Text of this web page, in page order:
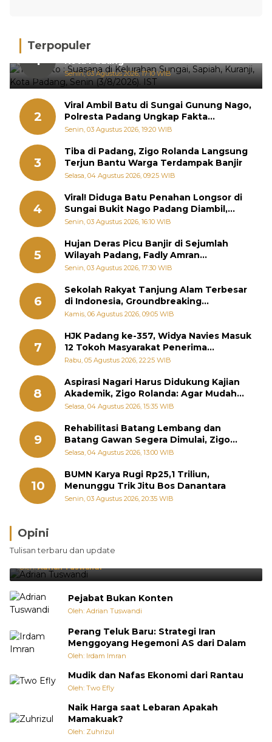
Terpopuler
1
Hujan Deras, 15 Titik Banjir Terdeteksi di
Kota Padang
Senin, 03 Agustus 2026, 17:10 WIB
2
Viral Ambil Batu di Sungai Gunung Nago,
Polresta Padang Ungkap Fakta
Sebenarnya
Senin, 03 Agustus 2026, 19:20 WIB
3
Tiba di Padang, Zigo Rolanda Langsung
Terjun Bantu Warga Terdampak Banjir
Selasa, 04 Agustus 2026, 09:25 WIB
4
Viral! Diduga Batu Penahan Longsor di
Sungai Bukit Nago Padang Diambil,
Warga Khawatir Bencana Terulang
Senin, 03 Agustus 2026, 16:10 WIB
5
Hujan Deras Picu Banjir di Sejumlah
Wilayah Padang, Fadly Amran
Perintahkan OPD Siaga
Senin, 03 Agustus 2026, 17:30 WIB
6
Sekolah Rakyat Tanjung Alam Terbesar
di Indonesia, Groundbreaking
September
Kamis, 06 Agustus 2026, 09:05 WIB
7
HJK Padang ke-357, Widya Navies Masuk
12 Tokoh Masyarakat Penerima
Penghargaan Pemko Padang
Rabu, 05 Agustus 2026, 22:25 WIB
8
Aspirasi Nagari Harus Didukung Kajian
Akademik, Zigo Rolanda: Agar Mudah
Diperjuangkan di Kementerian
Selasa, 04 Agustus 2026, 15:35 WIB
9
Rehabilitasi Batang Lembang dan
Batang Gawan Segera Dimulai, Zigo
Rolanda Pastikan Proyek Berjalan
Selasa, 04 Agustus 2026, 13:00 WIB
10
BUMN Karya Rugi Rp25,1 Triliun,
Menunggu Trik Jitu Bos Danantara
Senin, 03 Agustus 2026, 20:35 WIB
Opini
Tulisan terbaru dan update
Brasil Lebih Diunggulkan, tetapi Jepang Selalu
Punya Cara Membuat Kejutan
Oleh:Adrian Tuswandi
Pejabat Bukan Konten
Oleh: Adrian Tuswandi
Perang Teluk Baru: Strategi Iran
Menggoyang Hegemoni AS dari Dalam
Oleh: Irdam Imran
Mudik dan Nafas Ekonomi dari Rantau
Oleh: Two Efly
Naik Harga saat Lebaran Apakah
Mamakuak?
Oleh: Zuhrizul